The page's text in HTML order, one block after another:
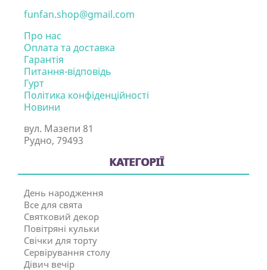
funfan.shop@gmail.com
Про нас
Оплата та доставка
Гарантія
Питання-відповідь
Гурт
Політика конфіденційності
Новини
вул. Мазепи 81
Рудно, 79493
КАТЕГОРІЇ
День народження
Все для свята
Святковий декор
Повітряні кульки
Свічки для торту
Сервірування столу
Дівич вечір